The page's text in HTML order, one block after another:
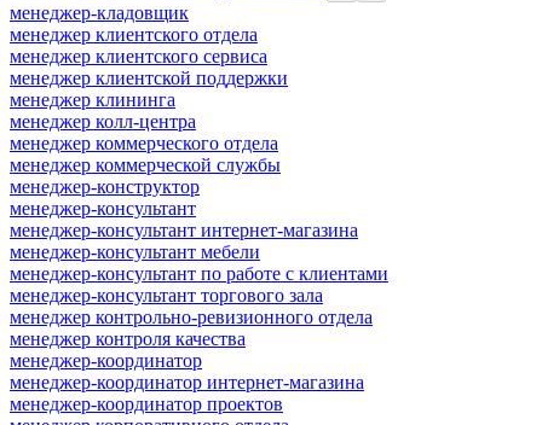
менеджер-кладовщик
менеджер клиентского отдела
менеджер клиентского сервиса
менеджер клиентской поддержки
менеджер клининга
менеджер колл-центра
менеджер коммерческого отдела
менеджер коммерческой службы
менеджер-конструктор
менеджер-консультант
менеджер-консультант интернет-магазина
менеджер-консультант мебели
менеджер-консультант по работе с клиентами
менеджер-консультант торгового зала
менеджер контрольно-ревизионного отдела
менеджер контроля качества
менеджер-координатор
менеджер-координатор интернет-магазина
менеджер-координатор проектов